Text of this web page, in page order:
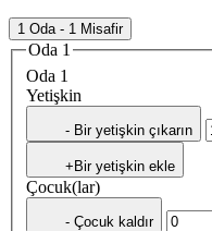
1 Oda - 1 Misafir
Oda 1
Oda 1
Yetişkin
- Bir yetişkin çıkarın
+Bir yetişkin ekle
Çocuk(lar)
- Çocuk kaldır